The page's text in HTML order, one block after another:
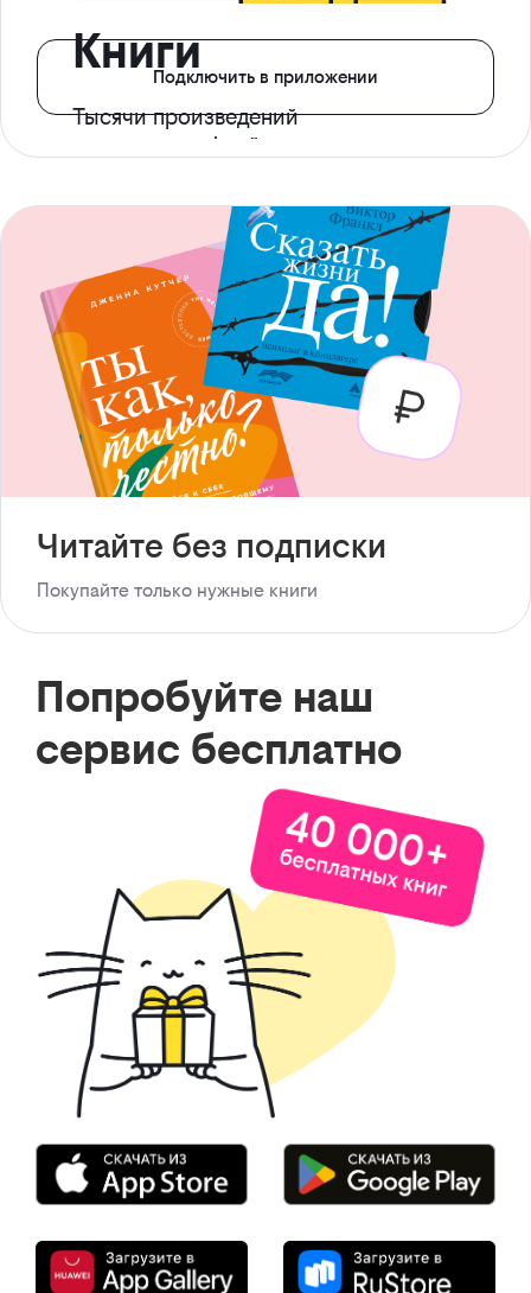
Книги
Тысячи произведений
с доступом офлайн
Подключить в приложении
Читайте без подписки
Покупайте только нужные книги
Попробуйте наш
сервис бесплатно